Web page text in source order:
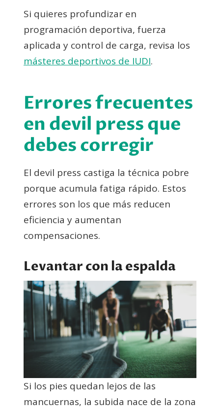
Si quieres profundizar en
programación deportiva, fuerza
aplicada y control de carga, revisa los
másteres deportivos de IUDI.
Errores frecuentes
en devil press que
debes corregir
El devil press castiga la técnica pobre
porque acumula fatiga rápido. Estos
errores son los que más reducen
eficiencia y aumentan
compensaciones.
Levantar con la espalda
Si los pies quedan lejos de las
mancuernas, la subida nace de la zona